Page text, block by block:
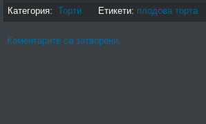
Категория: Торти Етикети: плодова торта
Коментарите са затворени.